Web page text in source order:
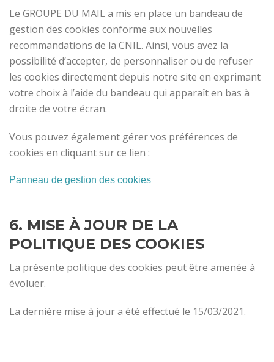
Le GROUPE DU MAIL a mis en place un bandeau de
gestion des cookies conforme aux nouvelles
recommandations de la CNIL. Ainsi, vous avez la
possibilité d’accepter, de personnaliser ou de refuser
les cookies directement depuis notre site en exprimant
votre choix à l’aide du bandeau qui apparaît en bas à
droite de votre écran.
Vous pouvez également gérer vos préférences de
cookies en cliquant sur ce lien :
Panneau de gestion des cookies
6. MISE À JOUR DE LA
POLITIQUE DES COOKIES
La présente politique des cookies peut être amenée à
évoluer.
La dernière mise à jour a été effectué le 15/03/2021.